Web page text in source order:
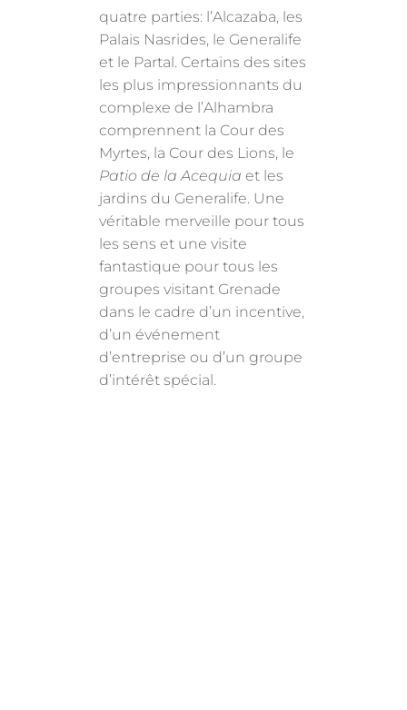
quatre parties: l’Alcazaba, les
Palais Nasrides, le Generalife
et le Partal. Certains des sites
les plus impressionnants du
complexe de l’Alhambra
comprennent la Cour des
Myrtes, la Cour des Lions, le
Patio de la Acequia et les
jardins du Generalife. Une
véritable merveille pour tous
les sens et une visite
fantastique pour tous les
groupes visitant Grenade
dans le cadre d’un incentive,
d’un événement
d’entreprise ou d’un groupe
d’intérêt spécial.